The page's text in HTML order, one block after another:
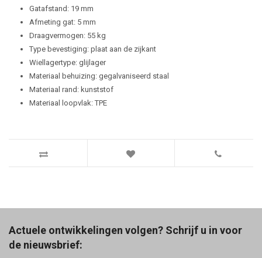
Gatafstand: 19 mm
Afmeting gat: 5 mm
Draagvermogen: 55 kg
Type bevestiging: plaat aan de zijkant
Wiellagertype: glijlager
Materiaal behuizing: gegalvaniseerd staal
Materiaal rand: kunststof
Materiaal loopvlak: TPE
Actuele ontwikkelingen volgen? Schrijf u in voor
de nieuwsbrief: